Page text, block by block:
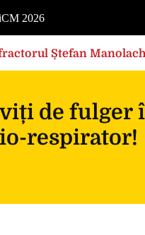
CM 2026
Ștefan
de fulger
respirator!